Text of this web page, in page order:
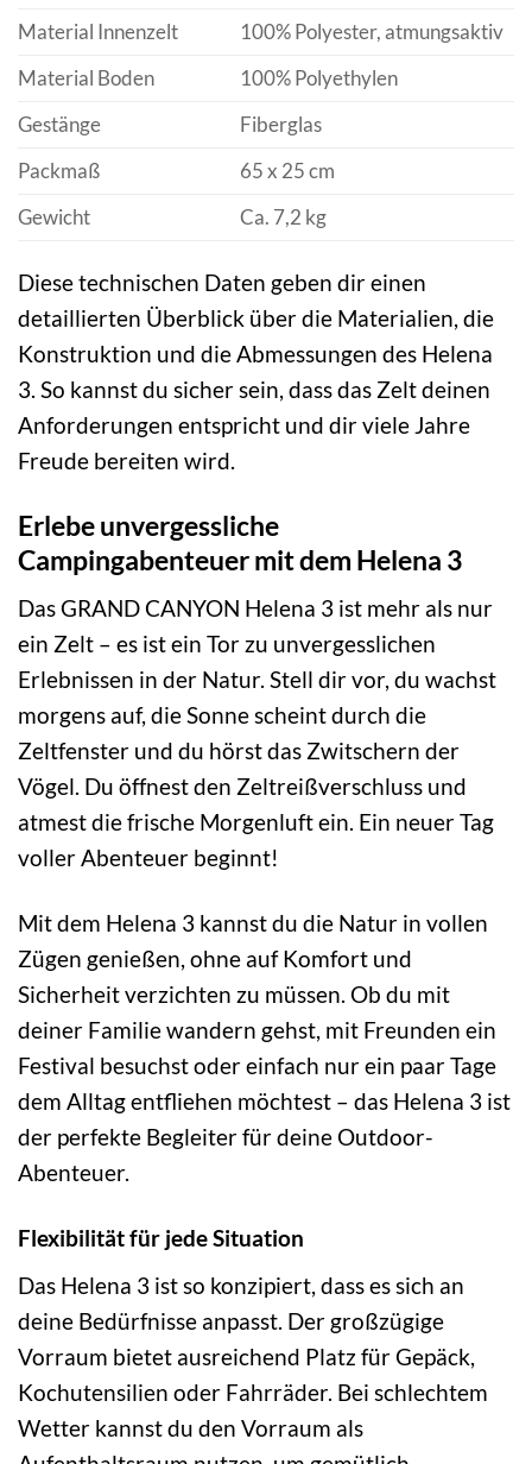
Material Innenzelt
100% Polyester, atmungsaktiv
Material Boden
100% Polyethylen
Gestänge
Fiberglas
Packmaß
65 x 25 cm
Gewicht
Ca. 7,2 kg
Diese technischen Daten geben dir einen
detaillierten Überblick über die Materialien, die
Konstruktion und die Abmessungen des Helena
3. So kannst du sicher sein, dass das Zelt deinen
Anforderungen entspricht und dir viele Jahre
Freude bereiten wird.
Erlebe unvergessliche
Campingabenteuer mit dem Helena 3
Das GRAND CANYON Helena 3 ist mehr als nur
ein Zelt – es ist ein Tor zu unvergesslichen
Erlebnissen in der Natur. Stell dir vor, du wachst
morgens auf, die Sonne scheint durch die
Zeltfenster und du hörst das Zwitschern der
Vögel. Du öffnest den Zeltreißverschluss und
atmest die frische Morgenluft ein. Ein neuer Tag
voller Abenteuer beginnt!
Mit dem Helena 3 kannst du die Natur in vollen
Zügen genießen, ohne auf Komfort und
Sicherheit verzichten zu müssen. Ob du mit
deiner Familie wandern gehst, mit Freunden ein
Festival besuchst oder einfach nur ein paar Tage
dem Alltag entfliehen möchtest – das Helena 3 ist
der perfekte Begleiter für deine Outdoor-
Abenteuer.
Flexibilität für jede Situation
Das Helena 3 ist so konzipiert, dass es sich an
deine Bedürfnisse anpasst. Der großzügige
Vorraum bietet ausreichend Platz für Gepäck,
Kochutensilien oder Fahrräder. Bei schlechtem
Wetter kannst du den Vorraum als